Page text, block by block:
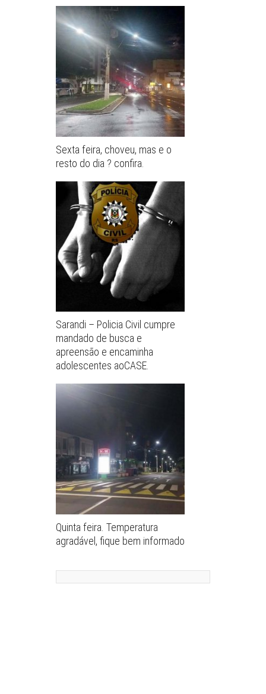
Sexta feira, choveu, mas e o
resto do dia ? confira.
Sarandi – Policia Civil cumpre
mandado de busca e
apreensão e encaminha
adolescentes aoCASE.
Quinta feira. Temperatura
agradável, fique bem informado